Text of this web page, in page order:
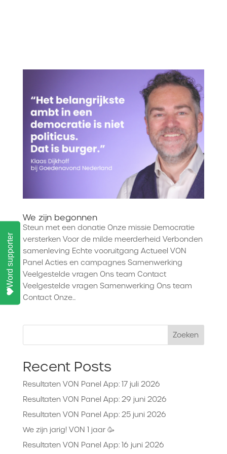
We zijn begonnen
Steun met een donatie Onze missie Democratie
versterken Voor de milde meerderheid Verbonden
samenleving Echte vooruitgang Actueel VON
Panel Acties en campagnes Samenwerking
Veelgestelde vragen Ons team Contact
Veelgestelde vragen Samenwerking Ons team
Contact Onze...
Zoeken
Recent Posts
Resultaten VON Panel App: 17 juli 2026
Resultaten VON Panel App: 29 juni 2026
Resultaten VON Panel App: 25 juni 2026
We zijn jarig! VON 1 jaar 🥳
Resultaten VON Panel App: 16 juni 2026
Word supporter